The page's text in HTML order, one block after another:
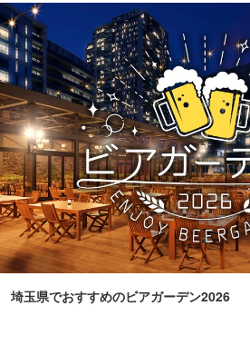
埼玉県でおすすめのビアガーデン2026